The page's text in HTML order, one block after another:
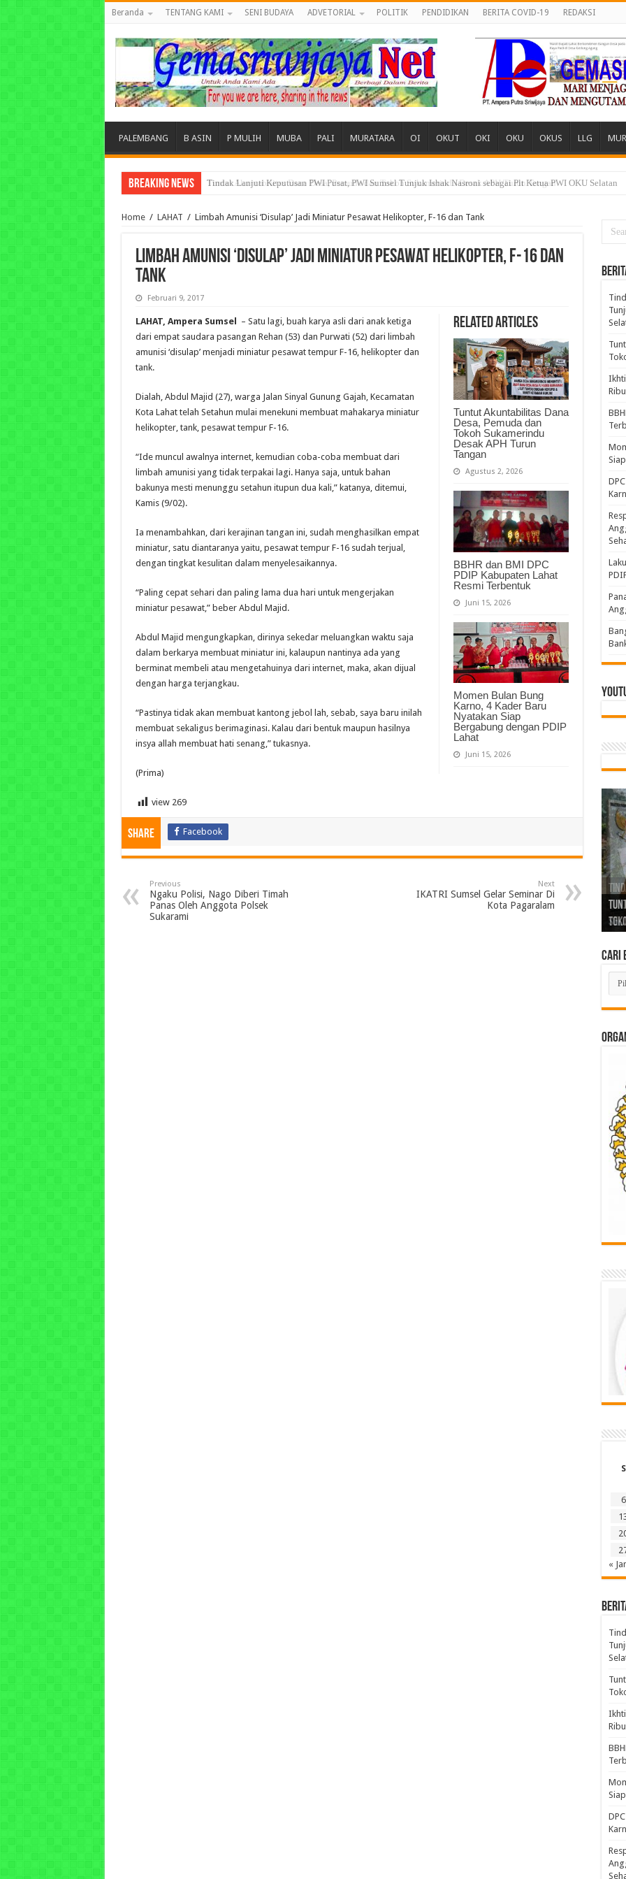
Beranda TENTANG KAMI SENI BUDAYA ADVETORIAL POLITIK PENDIDIKAN BERITA COVID-19 REDAKSI
PALEMBANG B ASIN P MULIH MUBA PALI MURATARA OI OKUT OKI OKU OKUS LLG
Breaking News Tuntut Akuntabilitas Dana Desa, Pemuda dan Tokoh Sukamerindu Desak APH Turun Tangan
Home / LAHAT / ‎Limbah Amunisi ‘Disulap’ Jadi Miniatur Pesawat Helikopter, F-16 dan Tank
‎Limbah Amunisi ‘Disulap’ Jadi Miniatur Pesawat Helikopter, F-16 dan
Tank
Februari 9, 2017
Related Articles
Tuntut Akuntabilitas Dana
Desa, Pemuda dan
Tokoh Sukamerindu
Desak APH Turun
Tangan
Agustus 2, 2026
BBHR dan BMI DPC
PDIP Kabupaten Lahat
Resmi Terbentuk
Juni 15, 2026
Momen Bulan Bung
Karno, 4 Kader Baru
Nyatakan Siap
Bergabung dengan PDIP
Lahat
Juni 15, 2026
LAHAT, Ampera Sumsel
– Satu lagi, buah karya asli dari anak ketiga
dari empat saudara pasangan Rehan (53) dan Purwati (52) dari limbah
amunisi ‘disulap’ menjadi miniatur pesawat tempur F-16, helikopter dan
tank.
Dialah, Abdul Majid (27), warga Jalan Sinyal Gunung Gajah, Kecamatan
Kota Lahat telah Setahun mulai menekuni membuat mahakarya miniatur
helikopter, tank, pesawat tempur F-16.
“Ide muncul awalnya internet, kemudian coba-coba membuat dari
limbah amunisi yang tidak terpakai lagi. Hanya saja, untuk bahan
bakunya mesti menunggu setahun itupun dua kali,” katanya, ditemui,
Kamis (9/02).
Ia menambahkan, dari kerajinan tangan ini, sudah menghasilkan empat
miniatur, satu diantaranya yaitu, pesawat tempur F-16 sudah terjual,
dengan tingkat kesulitan dalam menyelesaikannya.
“Paling cepat sehari dan paling lama dua hari untuk mengerjakan
miniatur pesawat,” beber Abdul Majid.
Abdul Majid mengungkapkan, dirinya sekedar meluangkan waktu saja
dalam berkarya membuat miniatur ini, kalaupun nantinya ada yang
berminat membeli atau mengetahuinya dari internet, maka, akan dijual
dengan harga terjangkau.
“Pastinya tidak akan membuat kantong jebol lah, sebab, saya baru inilah
membuat sekaligus berimaginasi. Kalau dari bentuk maupun hasilnya
insya allah membuat hati senang,” tukasnya.
(Prima)
view 269
Share Facebook
Previous
Ngaku Polisi, Nago Diberi Timah
Panas Oleh Anggota Polsek
Sukarami
Next
IKATRI Sumsel Gelar Seminar Di
Kota Pagaralam
Cari
Cari
di
S
6
«